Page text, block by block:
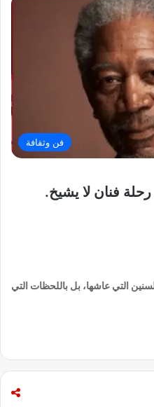
فن وثقافة
فنان لا يشيخ.
التي عاشها، بل باللحظات التي